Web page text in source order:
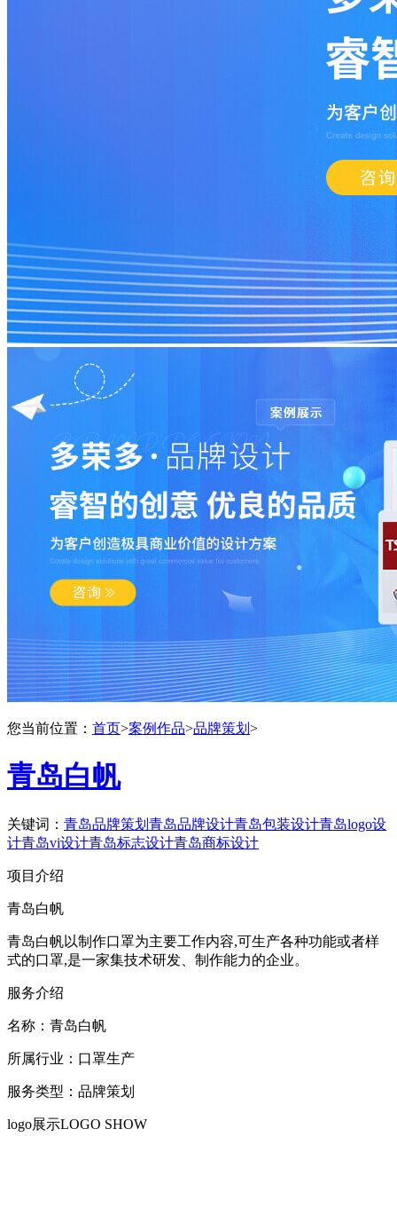
您当前位置： 首页>案例作品>品牌策划 >
青岛白帆
关键词： 青岛品牌策划 青岛品牌设计青岛包装设计青岛logo设
计青岛vi设计青岛标志设计青岛商标设计
项目介绍
青岛白帆
青岛白帆以制作口罩为主要工作内容,可生产各种功能或者样
式的口罩,是一家集技术研发、制作能力的企业。
服务介绍
名称： 青岛白帆
所属行业： 口罩生产
服务类型： 品牌策划
logo展示LOGO SHOW